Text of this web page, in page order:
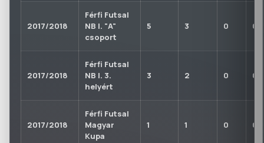
2017/2018
Férfi Futsal
NB I. "A"
csoport
5 3 0 0
2017/2018
Férfi Futsal
NB I. 3.
helyért
3 2 0 0
2017/2018
Férfi Futsal
Magyar
Kupa
1 1 0 0